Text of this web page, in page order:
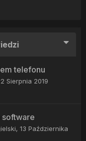
telefonu
Sierpnia 2019
software
, 13 Października